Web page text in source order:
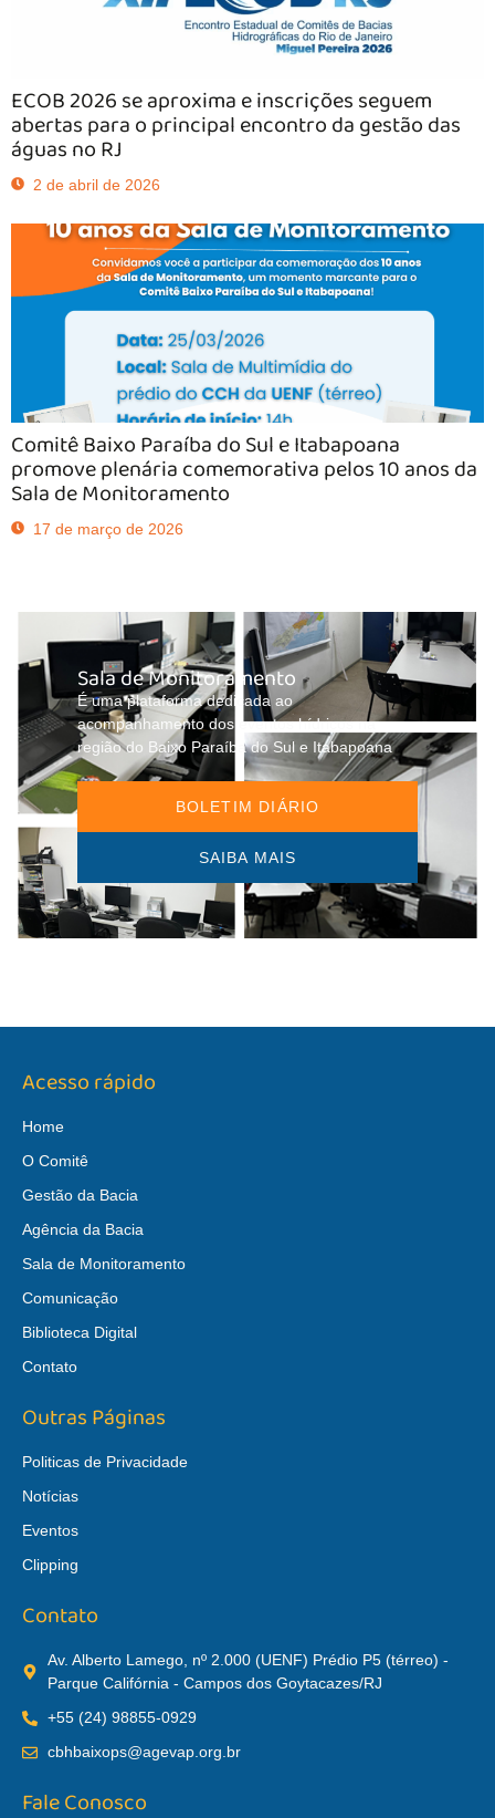
ECOB 2026 se aproxima e inscrições seguem
abertas para o principal encontro da gestão das
águas no RJ
2 de abril de 2026
Comitê Baixo Paraíba do Sul e Itabapoana
promove plenária comemorativa pelos 10 anos da
Sala de Monitoramento
17 de março de 2026
Sala de Monitoramento
É uma plataforma dedicada ao
acompanhamento dos eventos hídricos na
região do Baixo Paraíba do Sul e Itabapoana
BOLETIM DIÁRIO
SAIBA MAIS
Acesso rápido
Home
O Comitê
Gestão da Bacia
Agência da Bacia
Sala de Monitoramento
Comunicação
Biblioteca Digital
Contato
Outras Páginas
Politicas de Privacidade
Notícias
Eventos
Clipping
Contato
Av. Alberto Lamego, nº 2.000 (UENF) Prédio P5 (térreo) -
Parque Califórnia - Campos dos Goytacazes/RJ
+55 (24) 98855-0929
cbhbaixops@agevap.org.br
Fale Conosco